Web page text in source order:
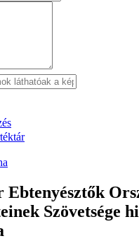
Ebtenyésztők
Szövetsége